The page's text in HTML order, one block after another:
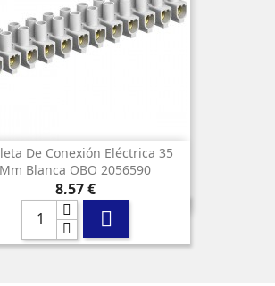
De Conexión Eléctrica 35
Mm Blanca OBO 2056590
Precio
8,57 €
